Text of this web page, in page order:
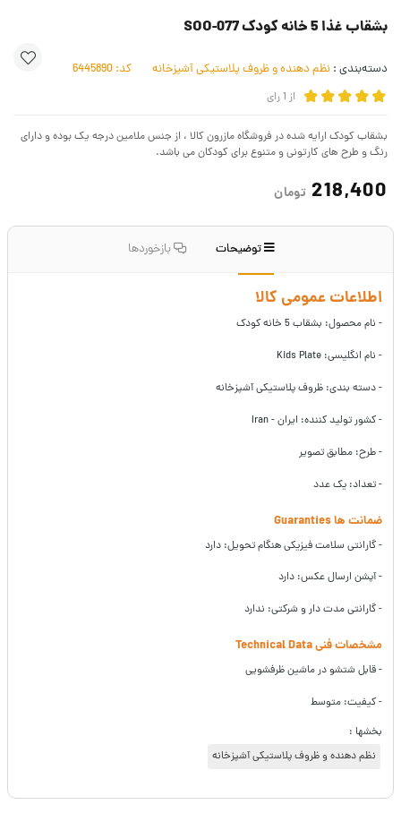
بشقاب غذا 5 خانه کودک SOO-077
دسته‌بندی : نظم دهنده و ظروف پلاستیکی آشپزخانه کد:
از 1رای
بشقاب کودک ارایه شده در فروشگاه مازرون کالا ، از جنس ملامین درجه یک بوده و دارای
رنگ و طرح های کارتونی و متنوع برای کودکان می باشد.
218,400 تومان
توضیحات بازخوردها
اطلاعات عمومی کالا
- نام محصول: بشقاب 5 خانه کودک
- نام انگلیسی: Kids Plate
- دسته بندی: ظروف پلاستیکی آشپزخانه
- کشور تولید کننده: ایران - Iran
- طرح: مطابق تصویر
- تعداد: یک عدد
ضمانت ها Guaranties
- گارانتی سلامت فیزیکی هنگام تحویل: دارد
- آپشن ارسال عکس: دارد
- گارانتی مدت دار و شرکتی: ندارد
مشخصات فنی Technical Data
- قابل شتشو در ماشین ظرفشویی
- کیفیت: متوسط
بخشها :
نظم دهنده و ظروف پلاستیکی آشپزخانه